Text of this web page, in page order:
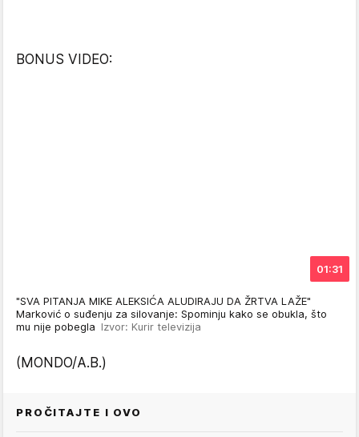
BONUS VIDEO:
01:31
"SVA PITANJA MIKE ALEKSIĆA ALUDIRAJU DA ŽRTVA LAŽE"
Marković o suđenju za silovanje: Spominju kako se obukla, što
mu nije pobegla Izvor: Kurir televizija
(MONDO/A.B.)
PROČITAJTE I OVO